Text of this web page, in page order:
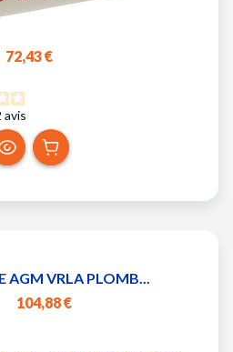
72,43 €
avis
AGM VRLA PLOMB...
104,88 €